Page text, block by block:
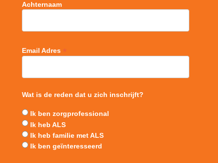
Achternaam
Email Adres *
Wat is de reden dat u zich inschrijft?
Ik ben zorgprofessional
Ik heb ALS
Ik heb familie met ALS
Ik ben geïnteresseerd